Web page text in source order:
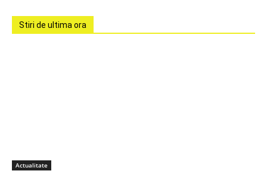
Stiri de ultima ora
Actualitate